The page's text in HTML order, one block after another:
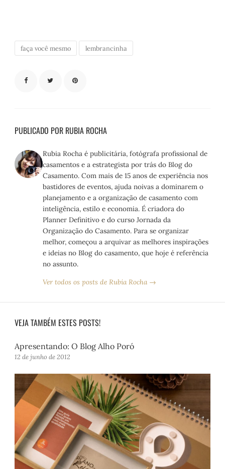
faça você mesmo lembrancinha
PUBLICADO POR RUBIA ROCHA
Rubia Rocha é publicitária, fotógrafa profissional de
casamentos e a estrategista por trás do Blog do
Casamento. Com mais de 15 anos de experiência nos
bastidores de eventos, ajuda noivas a dominarem o
planejamento e a organização de casamento com
inteligência, estilo e economia. É criadora do
Planner Definitivo e do curso Jornada da
Organização do Casamento. Para se organizar
melhor, começou a arquivar as melhores inspirações
e ideias no Blog do casamento, que hoje é referência
no assunto.
Ver todos os posts de Rubia Rocha →
VEJA TAMBÉM ESTES POSTS!
Apresentando: O Blog Alho Poró
12 de junho de 2012